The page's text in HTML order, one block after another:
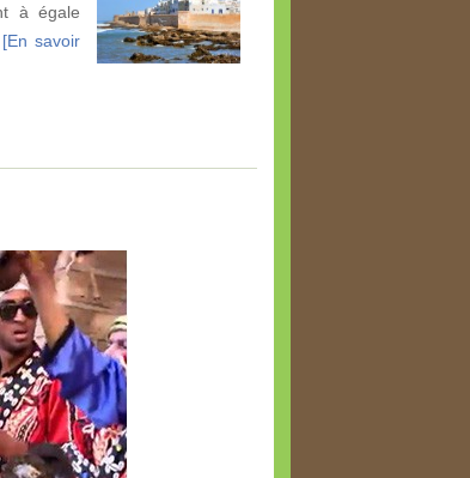
à égale
[En savoir